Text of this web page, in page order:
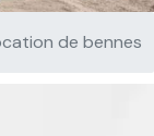
de bennes